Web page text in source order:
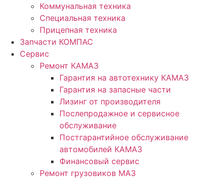
Коммунальная техника
Специальная техника
Прицепная техника
Запчасти КОМПАС
Сервис
Ремонт КАМАЗ
Гарантия на автотехнику КАМАЗ
Гарантия на запасные части
Лизинг от производителя
Послепродажное и сервисное
обслуживание
Постгарантийное обслуживание
автомобилей КАМАЗ
Финансовый сервис
Ремонт грузовиков МАЗ